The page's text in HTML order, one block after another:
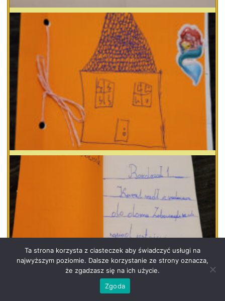
Ta strona korzysta z ciasteczek aby świadczyć usługi na
najwyższym poziomie. Dalsze korzystanie ze strony oznacza,
że zgadzasz się na ich użycie.
Zgoda